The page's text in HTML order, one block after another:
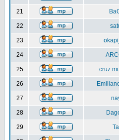
21
22
23
24
25 cruz
26
27
28
29